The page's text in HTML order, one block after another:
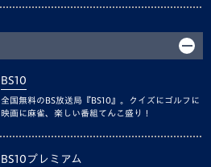
BS10
全国無料のBS放送局『BS10』。クイズにゴルフに
映画に麻雀、楽しい番組てんこ盛り！
BS10プレミアム